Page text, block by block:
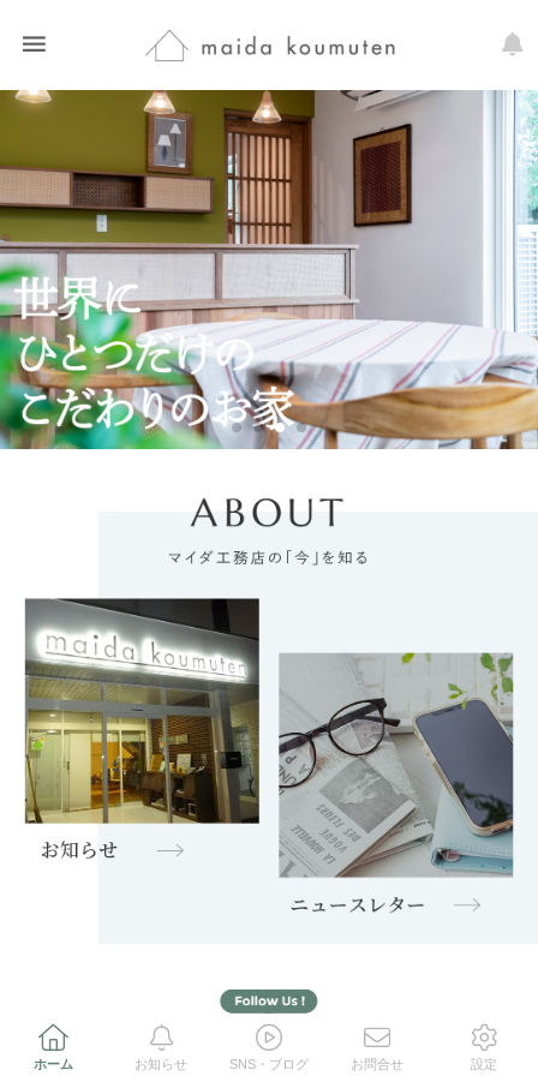
ホーム お知らせ SNS・ブログ お問合せ 設定